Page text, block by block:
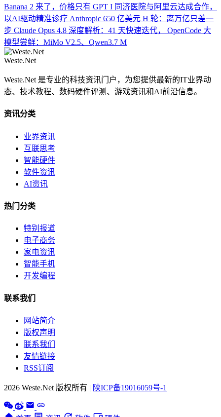
Banana 2 来了，价格只有 GPT I 同济医院与阿里云达成合作，
以AI驱动精准诊疗 Anthropic 650 亿美元 H 轮：离万亿只差一
步 Claude Opus 4.8 深度解析：41 天快速迭代，
OpenCode 大
模型尝鲜：MiMo V2.5、Qwen3.7 M
Weste.Net
Weste.Net 是专业的科技资讯门户，为您提供最新的IT业界动
态、技术教程、数码硬件评测、游戏资讯和AI前沿信息。
资讯分类
业界资讯
互联思考
智能硬件
软件资讯
AI资讯
热门分类
特别报道
电子商务
家电资讯
智能手机
开发编程
联系我们
网站简介
版权声明
联系我们
友情链接
RSS订阅
2026 Weste.Net 版权所有 | 陕ICP备19016059号-1